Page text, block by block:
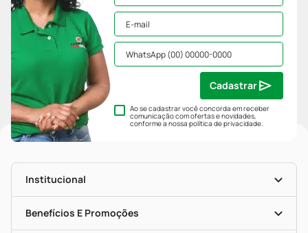
Ao se cadastrar você concorda em receber
comunicação com ofertas e novidades,
conforme a nossapolítica de privacidade.
Cadastrar
Institucional
História
Nossas Lojas
Benefícios E Promoções